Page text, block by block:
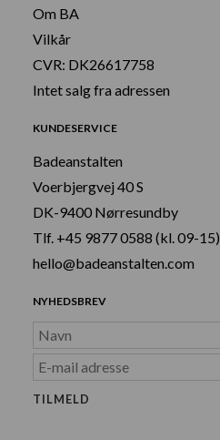
Om BA
Vilkår
CVR: DK26617758
Intet salg fra adressen
KUNDESERVICE
Badeanstalten
Voerbjergvej 40 S
DK-9400 Nørresundby
Tlf. +45 9877 0588 (kl. 09-15)
hello@badeanstalten.com
NYHEDSBREV